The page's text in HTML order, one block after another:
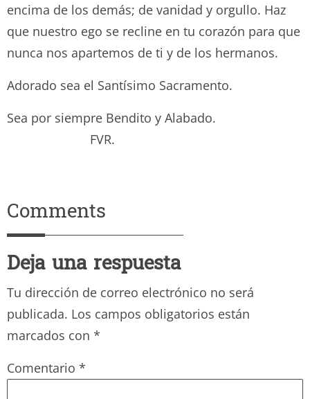
encima de los demás; de vanidad y orgullo. Haz
que nuestro ego se recline en tu corazón para que
nunca nos apartemos de ti y de los hermanos.
Adorado sea el Santísimo Sacramento.
Sea por siempre Bendito y Alabado.
FVR.
Comments
Deja una respuesta
Tu dirección de correo electrónico no será
publicada. Los campos obligatorios están
marcados con *
Comentario *